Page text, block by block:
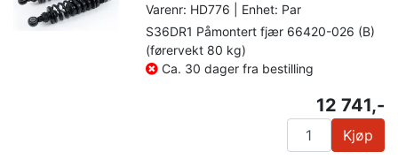
Varenr: HD776 | Enhet: Par
S36DR1 Påmontert fjær 66420-026 (B)
(førervekt 80 kg)
Ca. 30 dager fra bestilling
12 741,-
Kjøp